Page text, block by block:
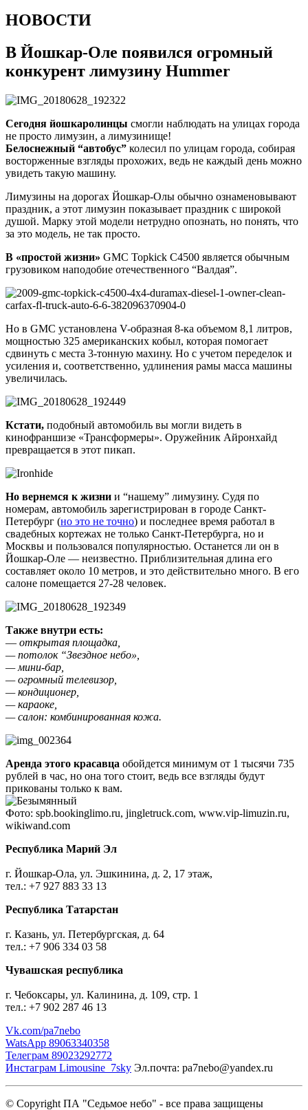
НОВОСТИ
В Йошкар-Оле появился огромный
конкурент лимузину Hummer
Сегодня йошкаролинцы смогли наблюдать на улицах города
не просто лимузин, а лимузинище!
Белоснежный “автобус” колесил по улицам города, собирая
восторженные взгляды прохожих, ведь не каждый день можно
увидеть такую машину.
Лимузины на дорогах Йошкар-Олы обычно ознаменовывают
праздник, а этот лимузин показывает праздник с широкой
душой. Марку этой модели нетрудно опознать, но понять, что
за это модель, не так просто.
В «простой жизни» GMC Topkick C4500 является обычным
грузовиком наподобие отечественного “Валдая”.
Но в GMC установлена V-образная 8-ка объемом 8,1 литров,
мощностью 325 американских кобыл, которая помогает
сдвинуть с места 3-тонную махину. Но с учетом переделок и
усиления и, соответственно, удлинения рамы масса машины
увеличилась.
Кстати, подобный автомобиль вы могли видеть в
кинофраншизе «Трансформеры». Оружейник Айронхайд
превращается в этот пикап.
Но вернемся к жизни и “нашему” лимузину. Судя по
номерам, автомобиль зарегистрирован в городе Санкт-
Петербург (но это не точно) и последнее время работал в
свадебных кортежах не только Санкт-Петербурга, но и
Москвы и пользовался популярностью. Останется ли он в
Йошкар-Оле — неизвестно. Приблизительная длина его
составляет около 10 метров, и это действительно много. В его
салоне помещается 27-28 человек.
Также внутри есть:
— открытая площадка,
— потолок “Звездное небо»,
— мини-бар,
— огромный телевизор,
— кондиционер,
— караоке,
— салон: комбинированная кожа.
Аренда этого красавца обойдется минимум от 1 тысячи 735
рублей в час, но она того стоит, ведь все взгляды будут
прикованы только к вам.
Фото: spb.bookinglimo.ru, jingletruck.com, www.vip-limuzin.ru,
wikiwand.com
Республика Марий Эл
г. Йошкар-Ола, ул. Эшкинина, д. 2, 17 этаж,
тел.: +7 927 883 33 13
Республика Татарстан
г. Казань, ул. Петербургская, д. 64
тел.: +7 906 334 03 58
Чувашская республика
г. Чебоксары, ул. Калинина, д. 109, стр. 1
тел.: +7 902 287 46 13
Vk.com/pa7nebo
WatsApp 89063340358
Телеграм 89023292772
Инстаграм Limousine_7sky Эл.почта: ра7nebo@yandex.ru
© Copyright ПА "Седьмое небо" - все права защищены